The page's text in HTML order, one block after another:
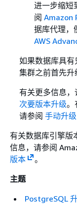
进一步缩短
阅 Amazon
据库代理，
AWS
如果数据库具
集群之前首先升
有关更多信息，
次要版本升级。
请参阅 手动升
有关数据库引擎版
信息，请参阅
版本
。
主题
PostgreSQL